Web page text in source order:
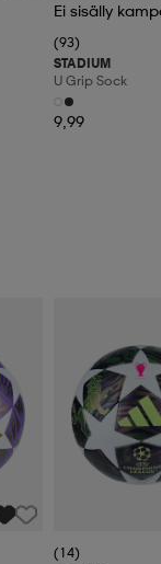
Ei sisälly
(93)
STADIUM
U Grip Sock
9,99
(14)